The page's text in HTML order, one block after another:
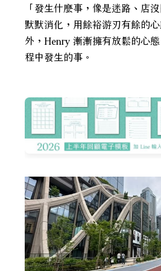
「發生什麼事，像是迷路、店
默默消化，用餘裕游刃有餘的
外，Henry 漸漸擁有放鬆的心
程中發生的事。